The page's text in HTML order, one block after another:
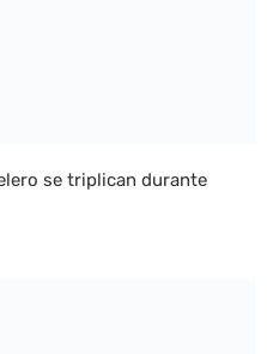
se triplican durante